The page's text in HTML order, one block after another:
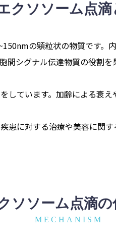
クソソーム点滴
の顆粒状の物質です。
シグナル伝達物質の役割を
ています。加齢による衰え
に対する治療や美容に関
ソソーム点滴の
MECHANISM